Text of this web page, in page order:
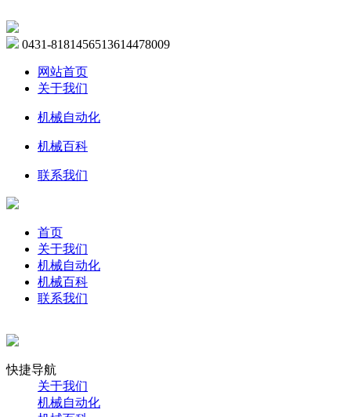
0431-8181456513614478009
网站首页
关于我们
机械自动化
机械百科
联系我们
首页
关于我们
机械自动化
机械百科
联系我们
快捷导航
关于我们
机械自动化